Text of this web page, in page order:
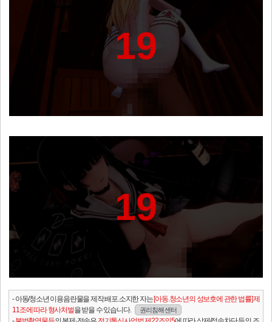
19
19
- 아동/청소년 이용음란물을 제작.배포.소지한 자는[아동.청소년의 성보호에 관한 법률] 제
11조에 따라 형사처벌을 받을 수 있습니다. 권리침해 센터